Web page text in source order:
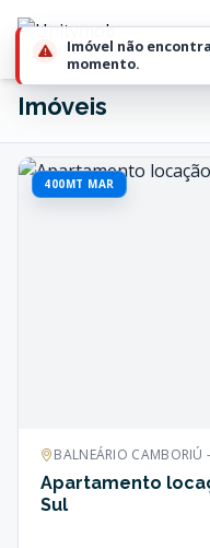
Imóvel não
momento.
Imóveis
400MT MAR
BALNEÁRIO CAMBORIÚ
Apartamento
Sul